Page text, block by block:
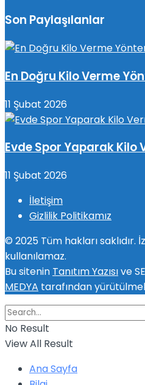
Son Paylaşılanlar
En Doğru Kilo Verme
11 Şubat 2026
Evde Spor Yaparak Kilo
11 Şubat 2026
İletişim
Gizlilik Politikamız
© 2025 Tüm hakları saklıdır.
kullanılamaz.
Bu sitenin Tanıtım Yazısıve
MEDYA tarafından
No Result
View All Result
Ana Sayfa